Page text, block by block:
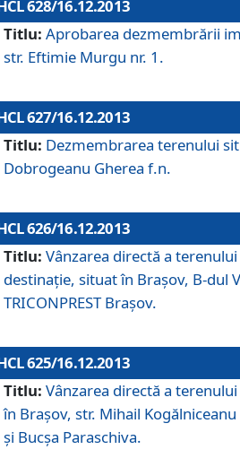
628/16.12.2013
Titlu: Aprobarea dezmembrării
str. Eftimie Murgu nr. 1.
627/16.12.2013
Titlu: Dezmembrarea terenului
Dobrogeanu Gherea f.n.
626/16.12.2013
Titlu: Vânzarea directă a
destinaţie, situat în Braşov, B-dul
TRICONPREST Braşov.
625/16.12.2013
Titlu: Vânzarea directă a
în Braşov, str. Mihail
şi Bucşa Paraschiva.